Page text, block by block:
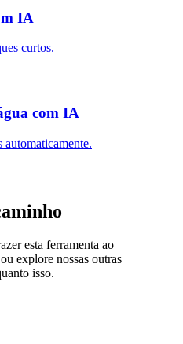
IA
curtos.
com IA
automaticamente.
esta ferramenta ao
explore nossas outras
isso.